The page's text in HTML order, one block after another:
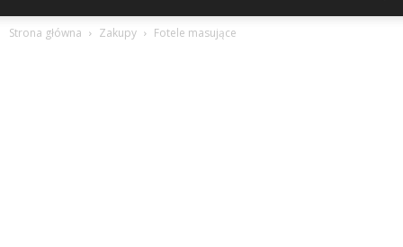
Strona główna Zakupy Fotele masujące